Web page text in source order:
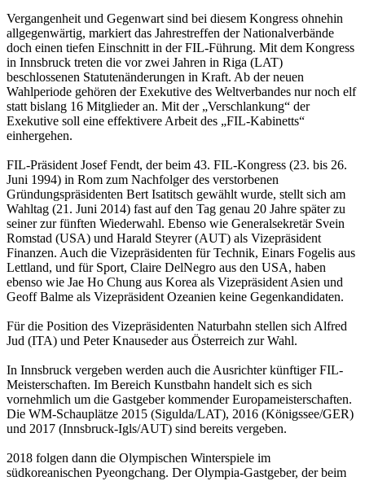
Vergangenheit und Gegenwart sind bei diesem Kongress ohnehin
allgegenwärtig, markiert das Jahrestreffen der Nationalverbände
doch einen tiefen Einschnitt in der FIL-Führung. Mit dem Kongress
in Innsbruck treten die vor zwei Jahren in Riga (LAT)
beschlossenen Statutenänderungen in Kraft. Ab der neuen
Wahlperiode gehören der Exekutive des Weltverbandes nur noch elf
statt bislang 16 Mitglieder an. Mit der „Verschlankung“ der
Exekutive soll eine effektivere Arbeit des „FIL-Kabinetts“
einhergehen.
FIL-Präsident Josef Fendt, der beim 43. FIL-Kongress (23. bis 26.
Juni 1994) in Rom zum Nachfolger des verstorbenen
Gründungspräsidenten Bert Isatitsch gewählt wurde, stellt sich am
Wahltag (21. Juni 2014) fast auf den Tag genau 20 Jahre später zu
seiner zur fünften Wiederwahl. Ebenso wie Generalsekretär Svein
Romstad (USA) und Harald Steyrer (AUT) als Vizepräsident
Finanzen. Auch die Vizepräsidenten für Technik, Einars Fogelis aus
Lettland, und für Sport, Claire DelNegro aus den USA, haben
ebenso wie Jae Ho Chung aus Korea als Vizepräsident Asien und
Geoff Balme als Vizepräsident Ozeanien keine Gegenkandidaten.
Für die Position des Vizepräsidenten Naturbahn stellen sich Alfred
Jud (ITA) und Peter Knauseder aus Österreich zur Wahl.
In Innsbruck vergeben werden auch die Ausrichter künftiger FIL-
Meisterschaften. Im Bereich Kunstbahn handelt sich es sich
vornehmlich um die Gastgeber kommender Europameisterschaften.
Die WM-Schauplätze 2015 (Sigulda/LAT), 2016 (Königssee/GER)
und 2017 (Innsbruck-Igls/AUT) sind bereits vergeben.
2018 folgen dann die Olympischen Winterspiele im
südkoreanischen Pyeongchang. Der Olympia-Gastgeber, der beim